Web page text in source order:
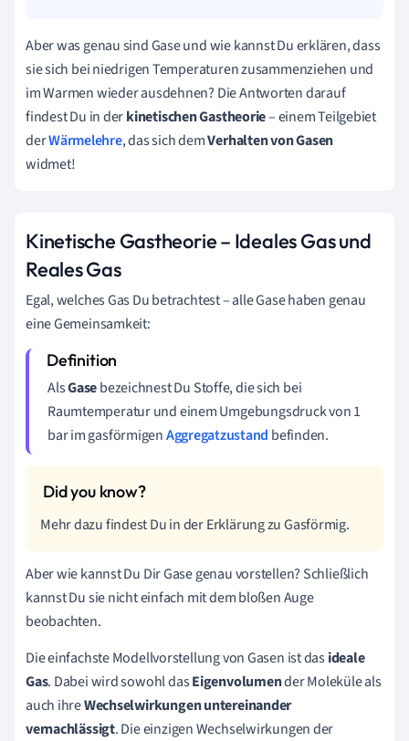
Aber was genau sind Gase und wie kannst Du erklären, dass
sie sich bei niedrigen Temperaturen zusammenziehen und
im Warmen wieder ausdehnen? Die Antworten darauf
findest Du in derkinetischen Gastheorie– einem Teilgebiet
derWärmelehre, das sich demVerhalten von Gasen
widmet!
Kinetische Gastheorie – Ideales Gas und
Reales Gas
Egal, welches Gas Du betrachtest – alle Gase haben genau
eine Gemeinsamkeit:
AlsGasebezeichnest Du Stoffe, die sich bei
Raumtemperatur und einem Umgebungsdruck von 1
bar im gasförmigenAggregatzustand befinden.
Mehr dazu findest Du in der Erklärung zu Gasförmig.
Aber wie kannst Du Dir Gase genau vorstellen? Schließlich
kannst Du sie nicht einfach mit dem bloßen Auge
beobachten.
Die einfachste Modellvorstellung von Gasen ist dasideale
Gas. Dabei wird sowohl dasEigenvolumender Moleküle als
auch ihreWechselwirkungen untereinander
vernachlässigt. Die einzigen Wechselwirkungen der